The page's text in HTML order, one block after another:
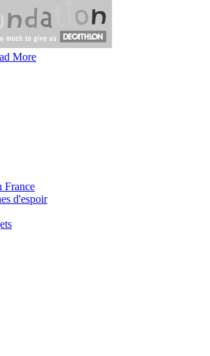
More
France
d'espoir